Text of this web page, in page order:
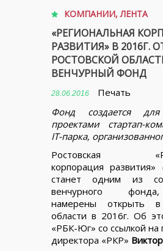
КОМПАНИИ,ЛЕНТА
«РЕГИОНАЛЬНАЯ
РАЗВИТИЯ» В 2016Г.
РОСТОВСКОЙ
ВЕНЧУРНЫЙ ФОНД
28.06.2016
Печать
Фонд создается
проектами стартап-
IT-парка,
Ростовская
корпорация
станет одним из
венчурного
намерены открыть в
области в 2016г. Об
«РБК-Юг» со ссылкой на
директора «РКР»